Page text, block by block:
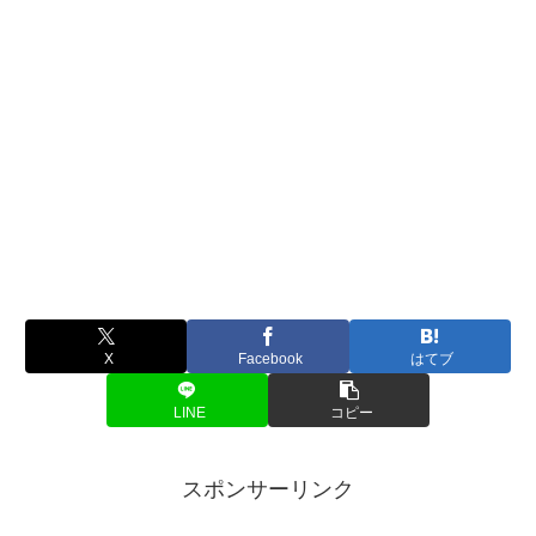
X Facebook はてブ
LINE コピー
スポンサーリンク